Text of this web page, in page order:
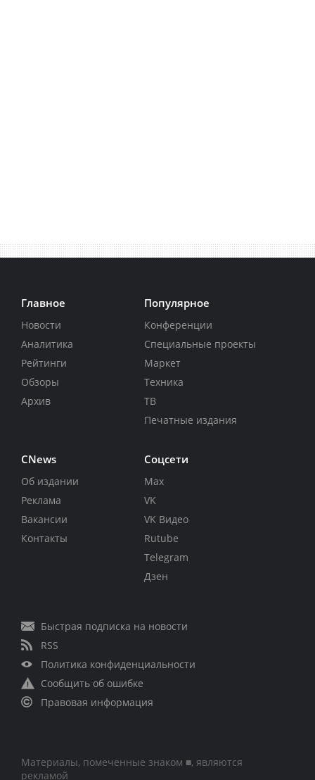
Главное
Новости
Аналитика
Рейтинги
Обзоры
Архив
Популярное
Конференции
Специальные проекты
Маркет
Техника
ТВ
Печатные издания
CNews
Об издании
Реклама
Вакансии
Контакты
Соцсети
Max
VK
VK Видео
Rutube
Telegram
Дзен
Быстрая подписка на новости
RSS
Политика конфиденциальности
Сообщить об ошибке
Правовая информация
Материалы, помеченные знаком ■, являются
рекламой